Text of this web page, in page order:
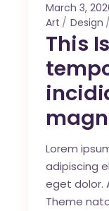
March 3,
Art
Design
This
Lorem
adipiscing
eget dolor.
Theme